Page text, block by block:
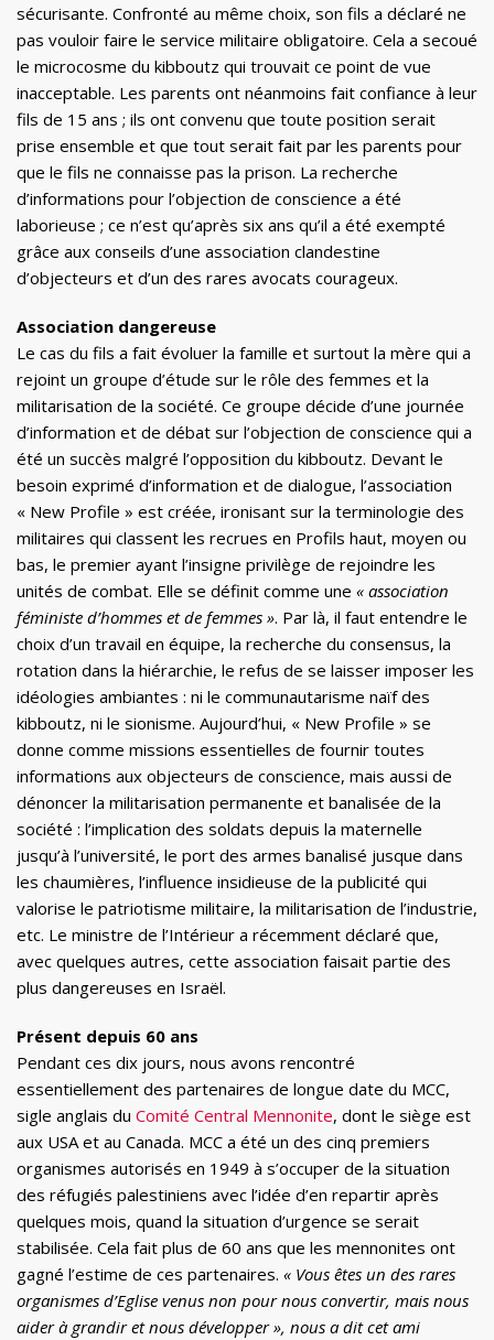
sécurisante. Confronté au même choix, son fils a déclaré ne
pas vouloir faire le service militaire obligatoire. Cela a secoué
le microcosme du kibboutz qui trouvait ce point de vue
inacceptable. Les parents ont néanmoins fait confiance à leur
fils de 15 ans ; ils ont convenu que toute position serait
prise ensemble et que tout serait fait par les parents pour
que le fils ne connaisse pas la prison. La recherche
d’informations pour l’objection de conscience a été
laborieuse ; ce n’est qu’après six ans qu’il a été exempté
grâce aux conseils d’une association clandestine
d’objecteurs et d’un des rares avocats courageux.
Association dangereuse
Le cas du fils a fait évoluer la famille et surtout la mère qui a
rejoint un groupe d’étude sur le rôle des femmes et la
militarisation de la société. Ce groupe décide d’une journée
d’information et de débat sur l’objection de conscience qui a
été un succès malgré l’opposition du kibboutz. Devant le
besoin exprimé d’information et de dialogue, l’association
« New Profile » est créée, ironisant sur la terminologie des
militaires qui classent les recrues en Profils haut, moyen ou
bas, le premier ayant l’insigne privilège de rejoindre les
unités de combat. Elle se définit comme une « association
féministe d’hommes et de femmes ». Par là, il faut entendre le
choix d’un travail en équipe, la recherche du consensus, la
rotation dans la hiérarchie, le refus de se laisser imposer les
idéologies ambiantes : ni le communautarisme naïf des
kibboutz, ni le sionisme. Aujourd’hui, « New Profile » se
donne comme missions essentielles de fournir toutes
informations aux objecteurs de conscience, mais aussi de
dénoncer la militarisation permanente et banalisée de la
société : l’implication des soldats depuis la maternelle
jusqu’à l’université, le port des armes banalisé jusque dans
les chaumières, l’influence insidieuse de la publicité qui
valorise le patriotisme militaire, la militarisation de l’industrie,
etc. Le ministre de l’Intérieur a récemment déclaré que,
avec quelques autres, cette association faisait partie des
plus dangereuses en Israël.
Présent depuis 60 ans
Pendant ces dix jours, nous avons rencontré
essentiellement des partenaires de longue date du MCC,
sigle anglais du Comité Central Mennonite, dont le siège est
aux USA et au Canada. MCC a été un des cinq premiers
organismes autorisés en 1949 à s’occuper de la situation
des réfugiés palestiniens avec l’idée d’en repartir après
quelques mois, quand la situation d’urgence se serait
stabilisée. Cela fait plus de 60 ans que les mennonites ont
gagné l’estime de ces partenaires. « Vous êtes un des rares
organismes d’Eglise venus non pour nous convertir, mais nous
aider à grandir et nous développer », nous a dit cet ami